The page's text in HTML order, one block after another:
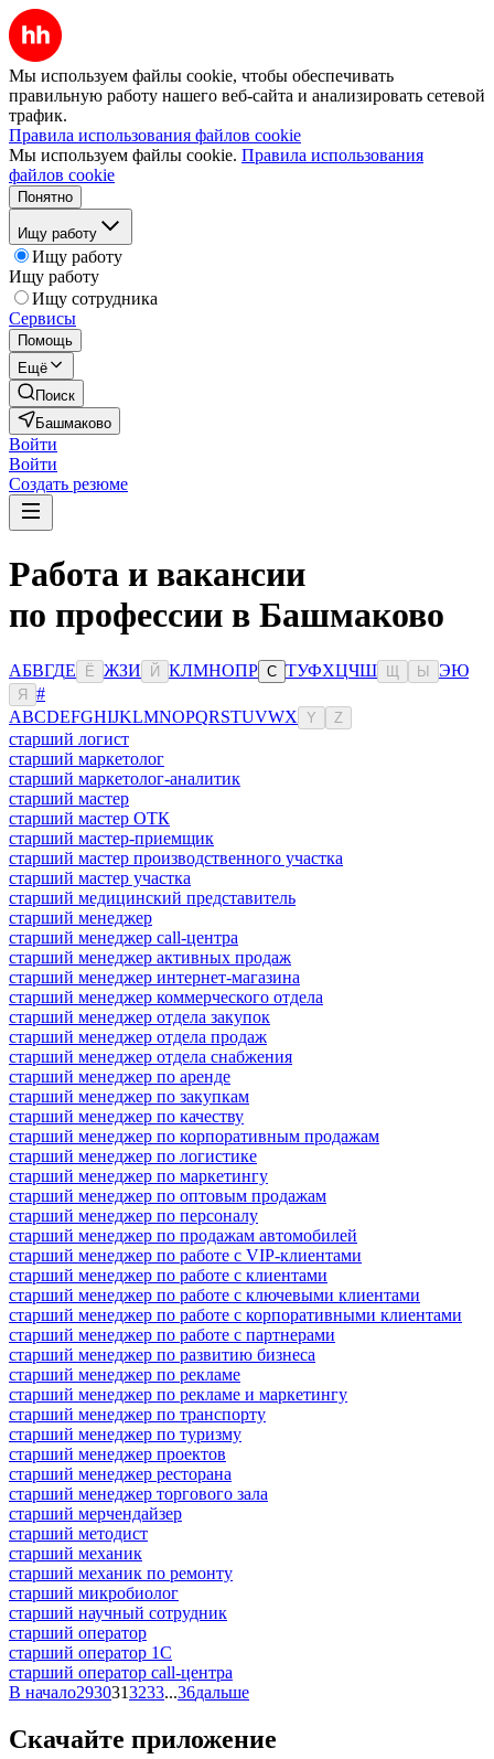
Мы используем файлы cookie, чтобы обеспечивать
правильную работу нашего веб-сайта и анализировать сетевой
трафик.
Правила использования файлов cookie
Мы используем файлы cookie. Правила использования
файлов cookie
Понятно
Ищу работу
Ищу работу
Ищу работу
Ищу сотрудника
Сервисы
Помощь
Ещё
Поиск
Башмаково
Войти
Войти
Создать резюме
Работа и вакансии
по профессии в Башмаково
АБВГДЕ Ё ЖЗИ Й КЛМНОПР С ТУФХЦЧШ Ы ЭЮ
Я
#
ABCDEFGHIJKLMNOPQRSTUVWX Y Z
старший логист
старший маркетолог
старший маркетолог-аналитик
старший мастер
старший мастер ОТК
старший мастер-приемщик
старший мастер производственного участка
старший мастер участка
старший медицинский представитель
старший менеджер
старший менеджер call-центра
старший менеджер активных продаж
старший менеджер интернет-магазина
старший менеджер коммерческого отдела
старший менеджер отдела закупок
старший менеджер отдела продаж
старший менеджер отдела снабжения
старший менеджер по аренде
старший менеджер по закупкам
старший менеджер по качеству
старший менеджер по корпоративным продажам
старший менеджер по логистике
старший менеджер по маркетингу
старший менеджер по оптовым продажам
старший менеджер по персоналу
старший менеджер по продажам автомобилей
старший менеджер по работе с VIP-клиентами
старший менеджер по работе с клиентами
старший менеджер по работе с ключевыми клиентами
старший менеджер по работе с корпоративными клиентами
старший менеджер по работе с партнерами
старший менеджер по развитию бизнеса
старший менеджер по рекламе
старший менеджер по рекламе и маркетингу
старший менеджер по транспорту
старший менеджер по туризму
старший менеджер проектов
старший менеджер ресторана
старший менеджер торгового зала
старший мерчендайзер
старший методист
старший механик
старший механик по ремонту
старший микробиолог
старший научный сотрудник
старший оператор
старший оператор 1С
старший оператор call-центра
В начало2930313233...36дальше
Скачайте приложение